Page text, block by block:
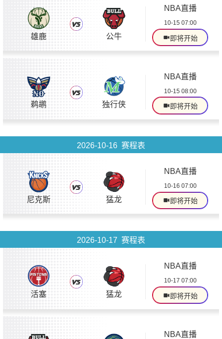
雄鹿 公牛
NBA直播
10-15 07:00
即将开始
鹈鹕 独行侠
NBA直播
10-15 08:00
即将开始
2026-10-16 赛程表
尼克斯 猛龙
NBA直播
10-16 07:00
即将开始
2026-10-17 赛程表
活塞 猛龙
NBA直播
10-17 07:00
即将开始
NBA直播